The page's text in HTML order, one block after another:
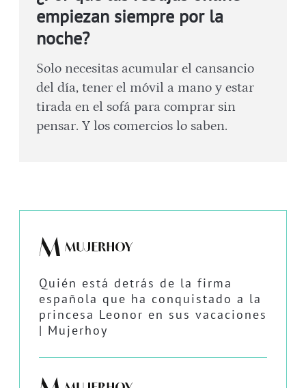
empiezan siempre por la
noche?
Solo necesitas acumular el cansancio
del día, tener el móvil a mano y estar
tirada en el sofá para comprar sin
pensar. Y los comercios lo saben.
Quién está detrás de la firma
española que ha conquistado a la
princesa Leonor en sus vacaciones
| Mujerhoy